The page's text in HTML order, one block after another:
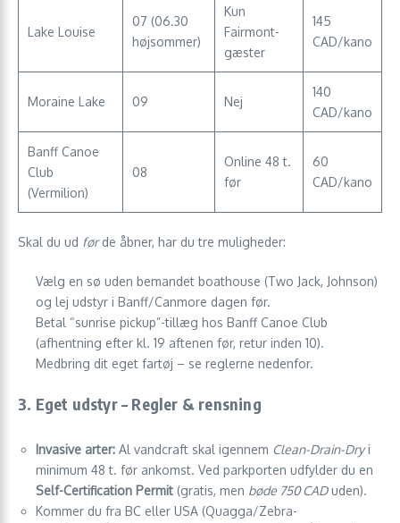
Lake Louise
07 (06.30
højsommer)
Kun
Fairmont-
gæster
145
CAD/kano
Moraine Lake 09 Nej
140
CAD/kano
Banff Canoe
Club
(Vermilion)
08
Online 48 t.
før
60
CAD/kano
Skal du ud førde åbner, har du tre muligheder:
Vælg en sø uden bemandet boathouse (Two Jack, Johnson)
og lej udstyr i Banff/Canmore dagen før.
Betal “sunrise pickup”-tillæg hos Banff Canoe Club
(afhentning efter kl. 19 aftenen før, retur inden 10).
Medbring dit eget fartøj – se reglerne nedenfor.
3. Eget udstyr – Regler & rensning
Invasive arter: Al vandcraft skal igennem Clean-Drain-Dryi
minimum 48 t. før ankomst. Ved parkporten udfylder du en
Self-Certification Permit (gratis, men bøde 750 CADuden).
Kommer du fra BC eller USA (Quagga/Zebra-